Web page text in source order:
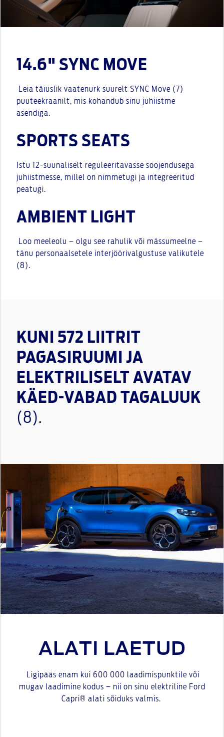
14.6" SYNC MOVE
Leia täiuslik vaatenurk suurelt SYNC Move (7)
puuteekraanilt, mis kohandub sinu juhiistme
asendiga.
SPORTS SEATS
Istu 12-suunaliselt reguleeritavasse soojendusega
juhiistmesse, millel on nimmetugi ja integreeritud
peatugi.
AMBIENT LIGHT
Loo meeleolu – olgu see rahulik või mässumeelne –
tänu personaalsetele interjöörivalgustuse valikutele
(8).
KUNI 572 LIITRIT
PAGASIRUUMI JA
ELEKTRILISELT AVATAV
KÄED-VABAD TAGALUUK
(8).
ALATI LAETUD
Ligipääs enam kui 600 000 laadimispunktile või
mugav laadimine kodus – nii on sinu elektriline Ford
Capri® alati sõiduks valmis.